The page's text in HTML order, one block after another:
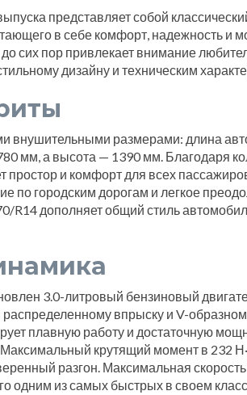
представляет собой
в себе комфорт, надежность и
сих пор привлекает внимание
дизайну и техническим
внушительными размерами: длина
мм, а высота — 1390 мм. Благодаря
простор и комфорт для всех
по городским дорогам и легкое
R14 дополняет общий стиль
3.0-литровый бензиновый
впрыску и V-
плавную работу и достаточную
крутящий момент в 232
разгон. Максимальная
одним из самых быстрых в своем